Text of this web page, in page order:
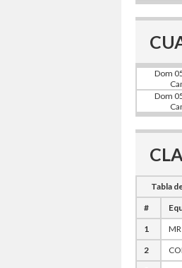
Dom
Dom
Tabla
#
1
2